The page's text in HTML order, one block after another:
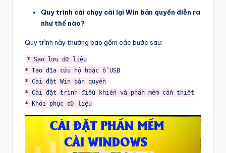
Quy trình cài chạy cài lại Win bản quyền diễn ra
như thế nào?
Quy trình này thường bao gồm các bước sau:
* Sao lưu dữ liệu
* Tạo đĩa cứu hộ hoặc ổ USB
* Cài đặt Win bản quyền
* Cài đặt trình điều khiển và phần mềm cần thiết
* Khôi phục dữ liệu